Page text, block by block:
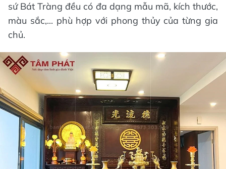
sứ Bát Tràng đều có đa dạng mẫu mã, kích thước,
màu sắc,... phù hợp với phong thủy của từng gia
chủ.